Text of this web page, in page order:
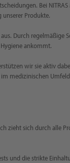
Bei
Produkte.
Durch regelmäßige
ankommt.
wir sie aktiv
medizinischen
zieht sich durch alle
und die strikte